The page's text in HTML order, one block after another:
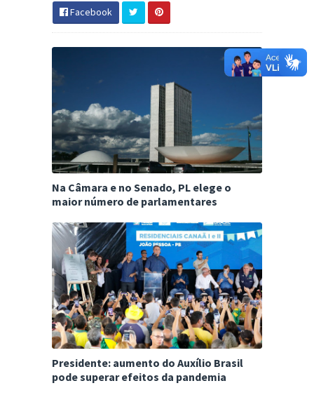
Facebook
Na Câmara e no Senado, PL elege o
maior número de parlamentares
Presidente: aumento do Auxílio Brasil
pode superar efeitos da pandemia